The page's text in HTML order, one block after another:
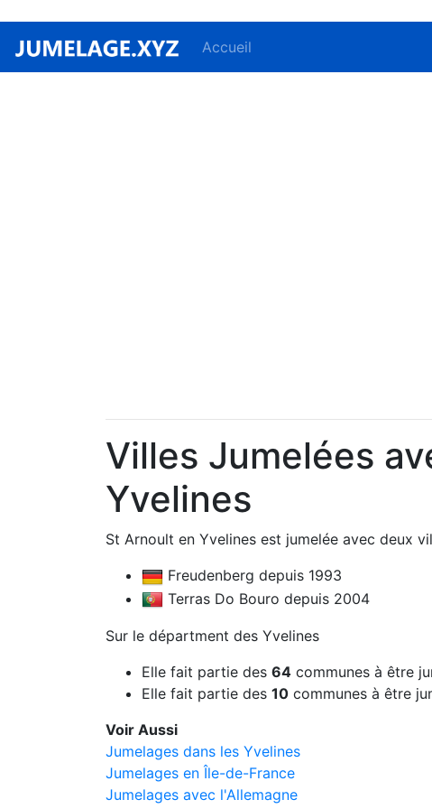
Accueil
Villes Jumelées
Yvelines
St Arnoult en Yvelines est jumelée avec deux
Freudenberg depuis 1993
Terras Do Bouro depuis 2004
Sur le départment des Yvelines
Elle fait partie des 64 communes à être
Elle fait partie des 10 communes à être
Voir Aussi
Jumelages dans les Yvelines
Jumelages en Île-de-France
Jumelages avec l'Allemagne